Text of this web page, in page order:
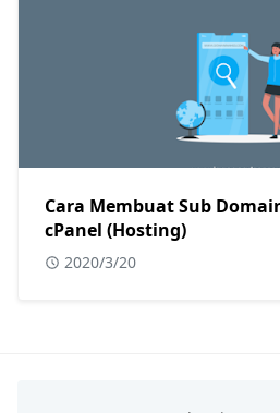
Cara Membuat Sub
cPanel (Hosting)
2020/3/20